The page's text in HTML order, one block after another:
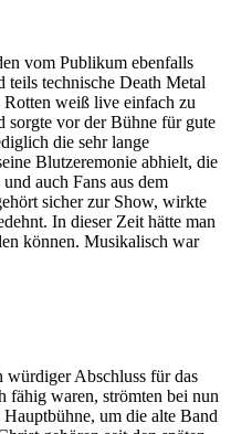
vom Publikum ebenfalls
teils technische Death Metal
weiß live einfach zu
sorgte vor der Bühne für gute
die sehr lange
Blutzeremonie abhielt, die
auch Fans aus dem
sicher zur Show, wirkte
In dieser Zeit hätte man
können. Musikalisch war
Abschluss für das
fähig waren, strömten bei nun
um die alte Band